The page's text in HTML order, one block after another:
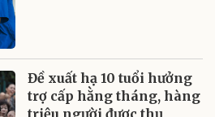
Đề xuất hạ 10 tuổi hưởng
trợ cấp hằng tháng, hàng
triệu người được thụ